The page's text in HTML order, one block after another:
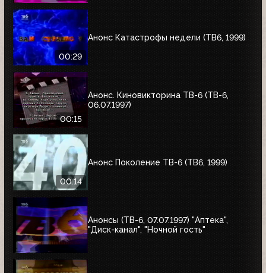
00:29
Анонс Катастрофы недели (ТВ6, 1999)
00:15
Анонс. Киновикторина ТВ-6 (ТВ-6,
06.07.1997)
00:14
Анонс Поколение ТВ-6 (ТВ6, 1999)
Анонсы (ТВ-6, 07.07.1997) "Аптека",
"Диск-канал", "Ночной гость"